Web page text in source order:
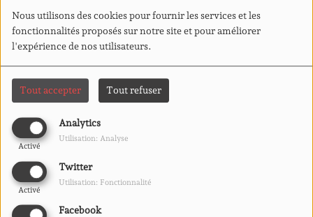
Nous utilisons des cookies pour fournir les services et les
fonctionnalités proposés sur notre site et pour améliorer
l'expérience de nos utilisateurs.
Tout accepter Tout refuser
Analytics
Activé
Utilisation: Analyse
Twitter
Activé
Utilisation: Fonctionnalité
Facebook
ATELIER AU CRABE
LA ST VALENTIN EN